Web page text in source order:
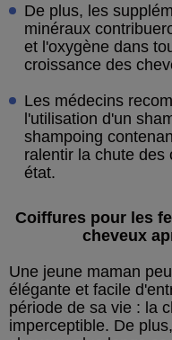
De plus, les
minéraux
et l'oxygène dans
croissance des
Les médecins
l'utilisation d'un
shampoing
ralentir la chute des
état.
Coiffures pour les
cheveux
Une jeune maman
élégante et facile
période de sa vie : la
imperceptible. De